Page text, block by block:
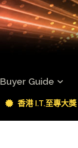
Buyer Guide
香港 I.T.至專大獎